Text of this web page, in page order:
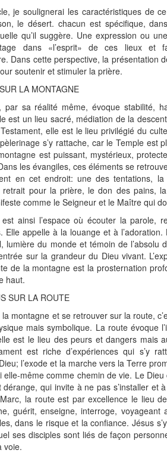
je soulignerai les caractéristiques de
le désert. chacun est spécifique,
qu’il suggère. Une expression ou
dans «l’esprit» de ces lieux et
Dans cette perspective, la présentation
soutenir et stimuler la prière.
LA MONTAGNE
par sa réalité même, évoque stabilité,
est un lieu sacré, médiation de la
Testament, elle est le lieu privilégié du
s’y rattache, car le Temple est
est puissant, mystérieux,
les évangiles, ces éléments se
en cet endroit: une des tentations, la
retrait pour la prière, le don des pains,
comme le Seigneur et le Maître qui
ainsi l’espace où écouter la parole,
Elle appelle à la louange et à l’adoration.
lumière du monde et témoin de l’absolu
sur la grandeur du Dieu vivant.
de la montagne est la prosternation
haut.
SUR LA ROUTE
montagne et se retrouver sur la route,
mais symbolique. La route évoque
est le lieu des peurs et dangers mais
est riche d’expériences qui s’y
l’exode et la marche vers la Terre
elle-même comme chemin de vie. Le
qui invite à ne pas s’installer et
la route est par excellence le lieu
guérit, enseigne, interroge, voyageant
dans le risque et la confiance. Jésus
ses disciples sont liés de façon
voie.